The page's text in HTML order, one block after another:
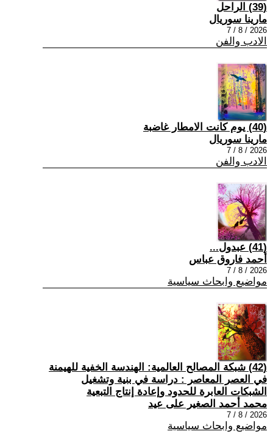
(39) الراحل
مارينا سوريال
2026 / 8 / 7
الادب والفن
(40) يوم كانت الامطار غاضبة
مارينا سوريال
2026 / 8 / 7
الادب والفن
(41) عبدول...
أحمد فاروق عباس
2026 / 8 / 7
مواضيع وابحاث سياسية
(42) شبكة المصالح العالمية: الهندسة الخفية للهيمنة
في العصر المعاصر : دراسة في بنية وتشغيل
الشبكات العابرة للحدود وإعادة إنتاج التبعية
محمد أحمد الصغير على عيد
2026 / 8 / 7
مواضيع وابحاث سياسية